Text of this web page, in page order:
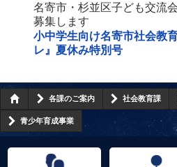
名寄市・杉並区子ども交流
募集します
小中学生向け名寄市社会教
レ』夏休み特別号
各課のご案内 社会教育課
青少年育成事業